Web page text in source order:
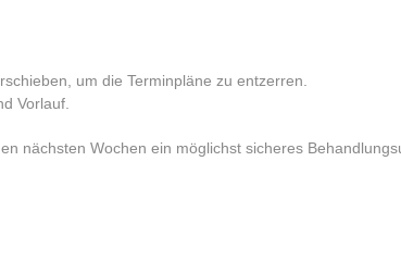
um die Terminpläne zu entzerren.
Vorlauf.
nächsten Wochen ein möglichst sicheres